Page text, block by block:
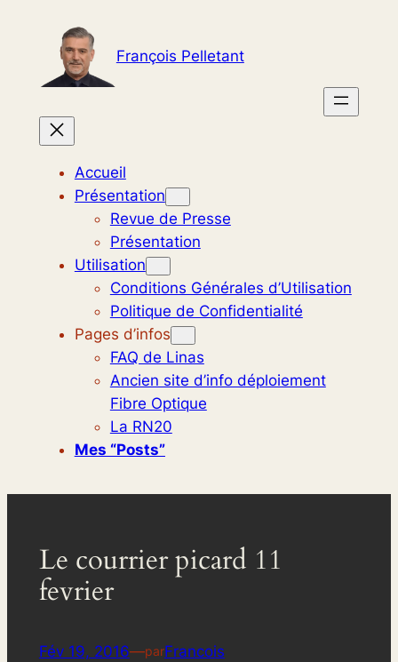
contenu
François Pelletant
Accueil
Présentation
Revue de Presse
Présentation
Utilisation
Conditions Générales d’Utilisation
Politique de Confidentialité
Pages d’infos
FAQ de Linas
Ancien site d’info déploiement
Fibre Optique
La RN20
Mes “posts”
Le courrier picard 11
fevrier
Fév 19, 2016—parFrancois